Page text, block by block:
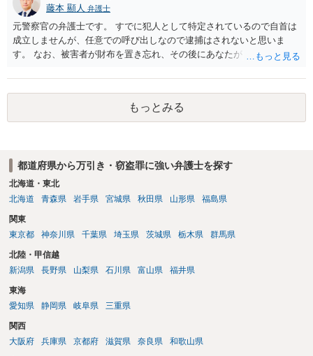
藤本 顯人 弁護士
元警察官の弁護士です。 すでに犯人として特定されているので自首は
成立しませんが、任意での呼び出しなので逮捕はされないと思いま
す。 なお、被害者が財布を置き忘れ、その後にあなたがトイレに入
と言い逃れはかなり厳しいものと思います。
もっとみる
都道府県から万引き・窃盗罪に強い弁護士を探す
北海道・東北
北海道
青森県 岩手県 宮城県 秋田県 山形県 福島県
関東
東京都
神奈川県 千葉県 埼玉県 茨城県 栃木県 群馬県
北陸・甲信越
新潟県
長野県 山梨県 石川県 富山県 福井県
東海
愛知県
静岡県 岐阜県 三重県
関西
大阪府
兵庫県 京都府 滋賀県 奈良県 和歌山県